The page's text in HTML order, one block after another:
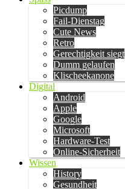
Picdump
Fail-Dienstag
Cute News
Retro
Gerechtigkeit siegt
Dumm gelaufen
Klischeekanone
Digital
Android
Apple
Google
Microsoft
Hardware-Test
Online-Sicherheit
Wissen
History
Gesundheit